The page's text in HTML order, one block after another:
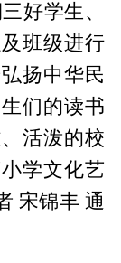
好学生、
班级进行
扬中华民
们的读书
活泼的校
学文化艺
宋锦丰 通